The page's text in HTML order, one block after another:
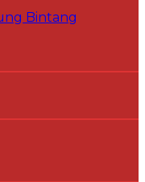
Bintang